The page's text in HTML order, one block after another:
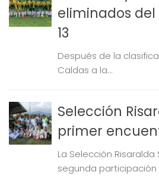
eliminados
13
Después de la
Caldas a la...
Selección
primer
La Selección Risaralda
segunda participación